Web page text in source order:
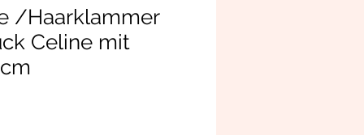
/Haarklammer
Celine mit